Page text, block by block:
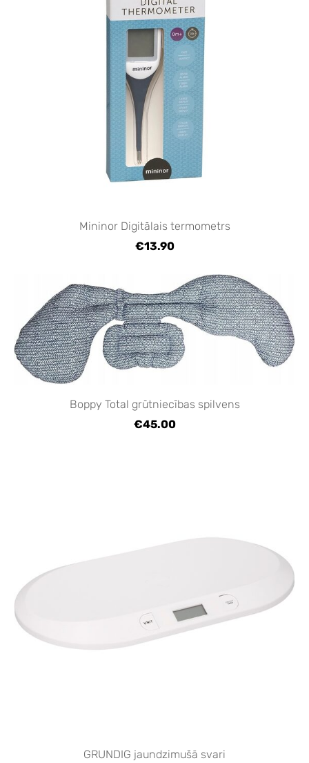
Mininor Digitālais termometrs
€13.90
Boppy Total grūtniecības spilvens
€45.00
GRUNDIG jaundzimušā svari